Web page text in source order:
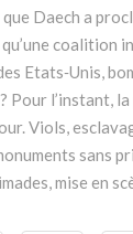
que Daech a
qu’une coalition
Etats‐Unis,
Pour l’instant,
Viols,
sans
mise en